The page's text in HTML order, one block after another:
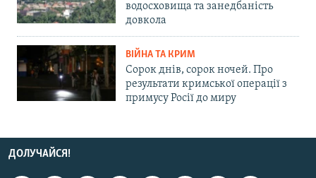
водосховища та занедбаність
довкола
ВІЙНА ТА КРИМ
Сорок днів, сорок ночей. Про
результати кримської операції з
примусу Росії до миру
ДОЛУЧАЙСЯ!